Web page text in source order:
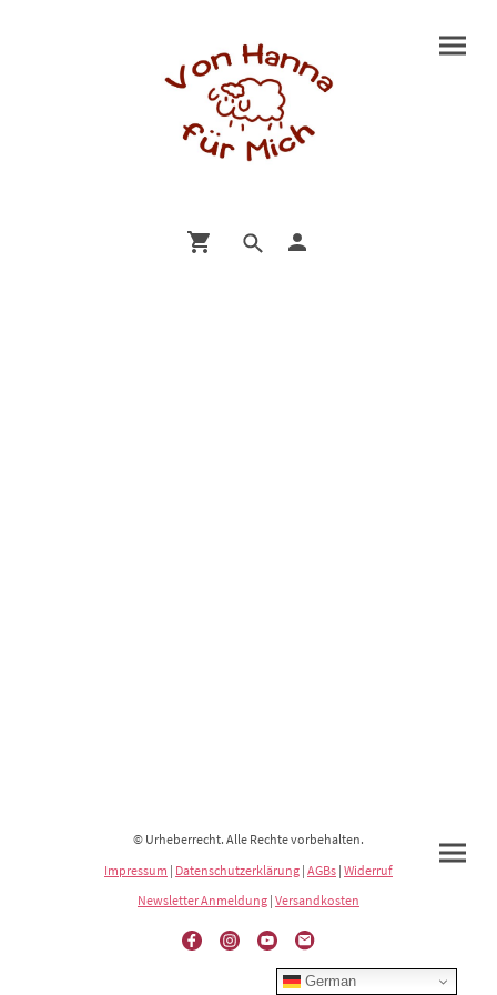
© Urheberrecht. Alle Rechte vorbehalten.
Impressum | Datenschutzerklärung | AGBs | Widerruf
Newsletter Anmeldung | Versandkosten
German